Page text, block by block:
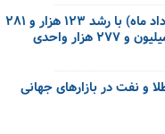
شاخص کل بورس تهران امروز (دوشنبه ۱۲ مرداد ماه) با رشد ۱۲۳ هزار و ۲۸۱
واحدی روبرو شد تا عدد کلی شاخص به پنج میلیون و ۲۷۷ هزار واحدی
و نفت در بازارهای جهانی